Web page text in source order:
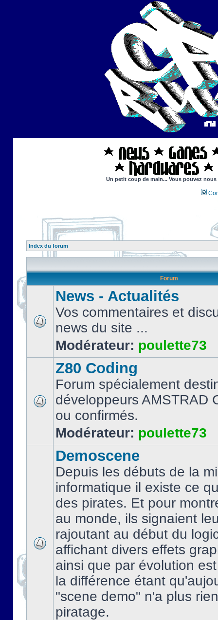
Un petit coup de main... Vous pouvez
Index du forum
Forum
News - Actualités
Vos commentaires et
news du site ...
Modérateur: poulette73
Z80 Coding
Forum spécialement
développeurs AMSTRAD
ou confirmés.
Modérateur: poulette73
Demoscene
Depuis les débuts de la
informatique il existe ce
des pirates. Et pour
au monde, ils signaient
rajoutant au début du
affichant divers effets
ainsi que par évolution
la différence étant
"scene demo" n'a plus
piratage.